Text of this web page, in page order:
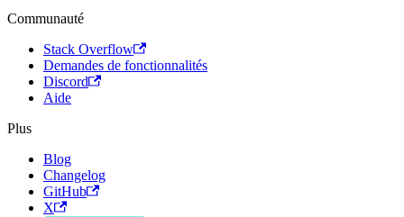
Communauté
Stack Overflow
Demandes de fonctionnalités
Discord
Aide
Plus
Blog
Changelog
GitHub
X